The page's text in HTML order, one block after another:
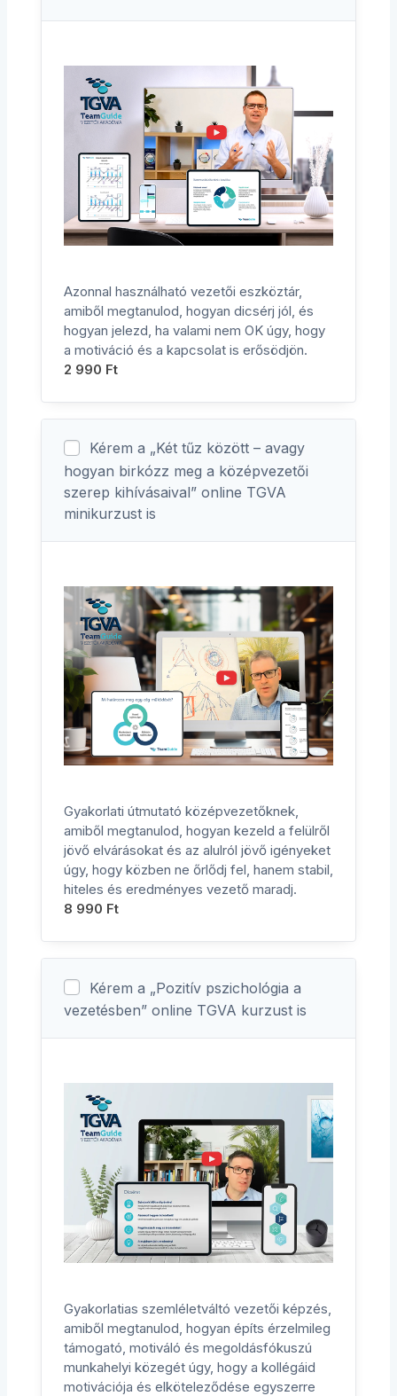
Azonnal használható vezetői eszköztár,
amiből megtanulod, hogyan dicsérj jól, és
hogyan jelezd, ha valami nem OK úgy, hogy
a motiváció és a kapcsolat is erősödjön.
2 990 Ft
Kérem a „Két tűz között – avagy
hogyan birkózz meg a középvezetői
szerep kihívásaival” online TGVA
minikurzust is
Gyakorlati útmutató középvezetőknek,
amiből megtanulod, hogyan kezeld a felülről
jövő elvárásokat és az alulról jövő igényeket
úgy, hogy közben ne őrlődj fel, hanem stabil,
hiteles és eredményes vezető maradj.
8 990 Ft
Kérem a „Pozitív pszichológia a
vezetésben” online TGVA kurzust is
Gyakorlatias szemléletváltó vezetői képzés,
amiből megtanulod, hogyan építs érzelmileg
támogató, motiváló és megoldásfókuszú
munkahelyi közegét úgy, hogy a kollégáid
motivációja és elköteleződése egyszerre